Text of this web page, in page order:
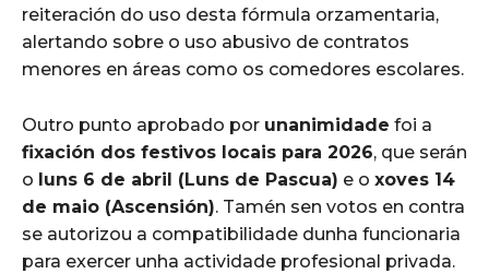
reiteración do uso desta fórmula orzamentaria,
alertando sobre o uso abusivo de contratos
menores en áreas como os comedores escolares.
Outro punto aprobado por unanimidade foi a
fixación dos festivos locais para 2026, que serán
o luns 6 de abril (Luns de Pascua) e o xoves 14
de maio (Ascensión). Tamén sen votos en contra
se autorizou a compatibilidade dunha funcionaria
para exercer unha actividade profesional privada.